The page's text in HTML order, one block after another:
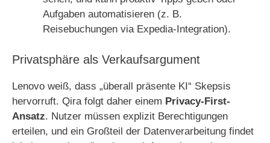
Aufgaben automatisieren (z. B.
Reisebuchungen via Expedia-Integration).
Privatsphäre als Verkaufsargument
Lenovo weiß, dass „überall präsente KI“ Skepsis
hervorruft. Qira folgt daher einem Privacy-First-
Ansatz. Nutzer müssen explizit Berechtigungen
erteilen, und ein Großteil der Datenverarbeitung findet